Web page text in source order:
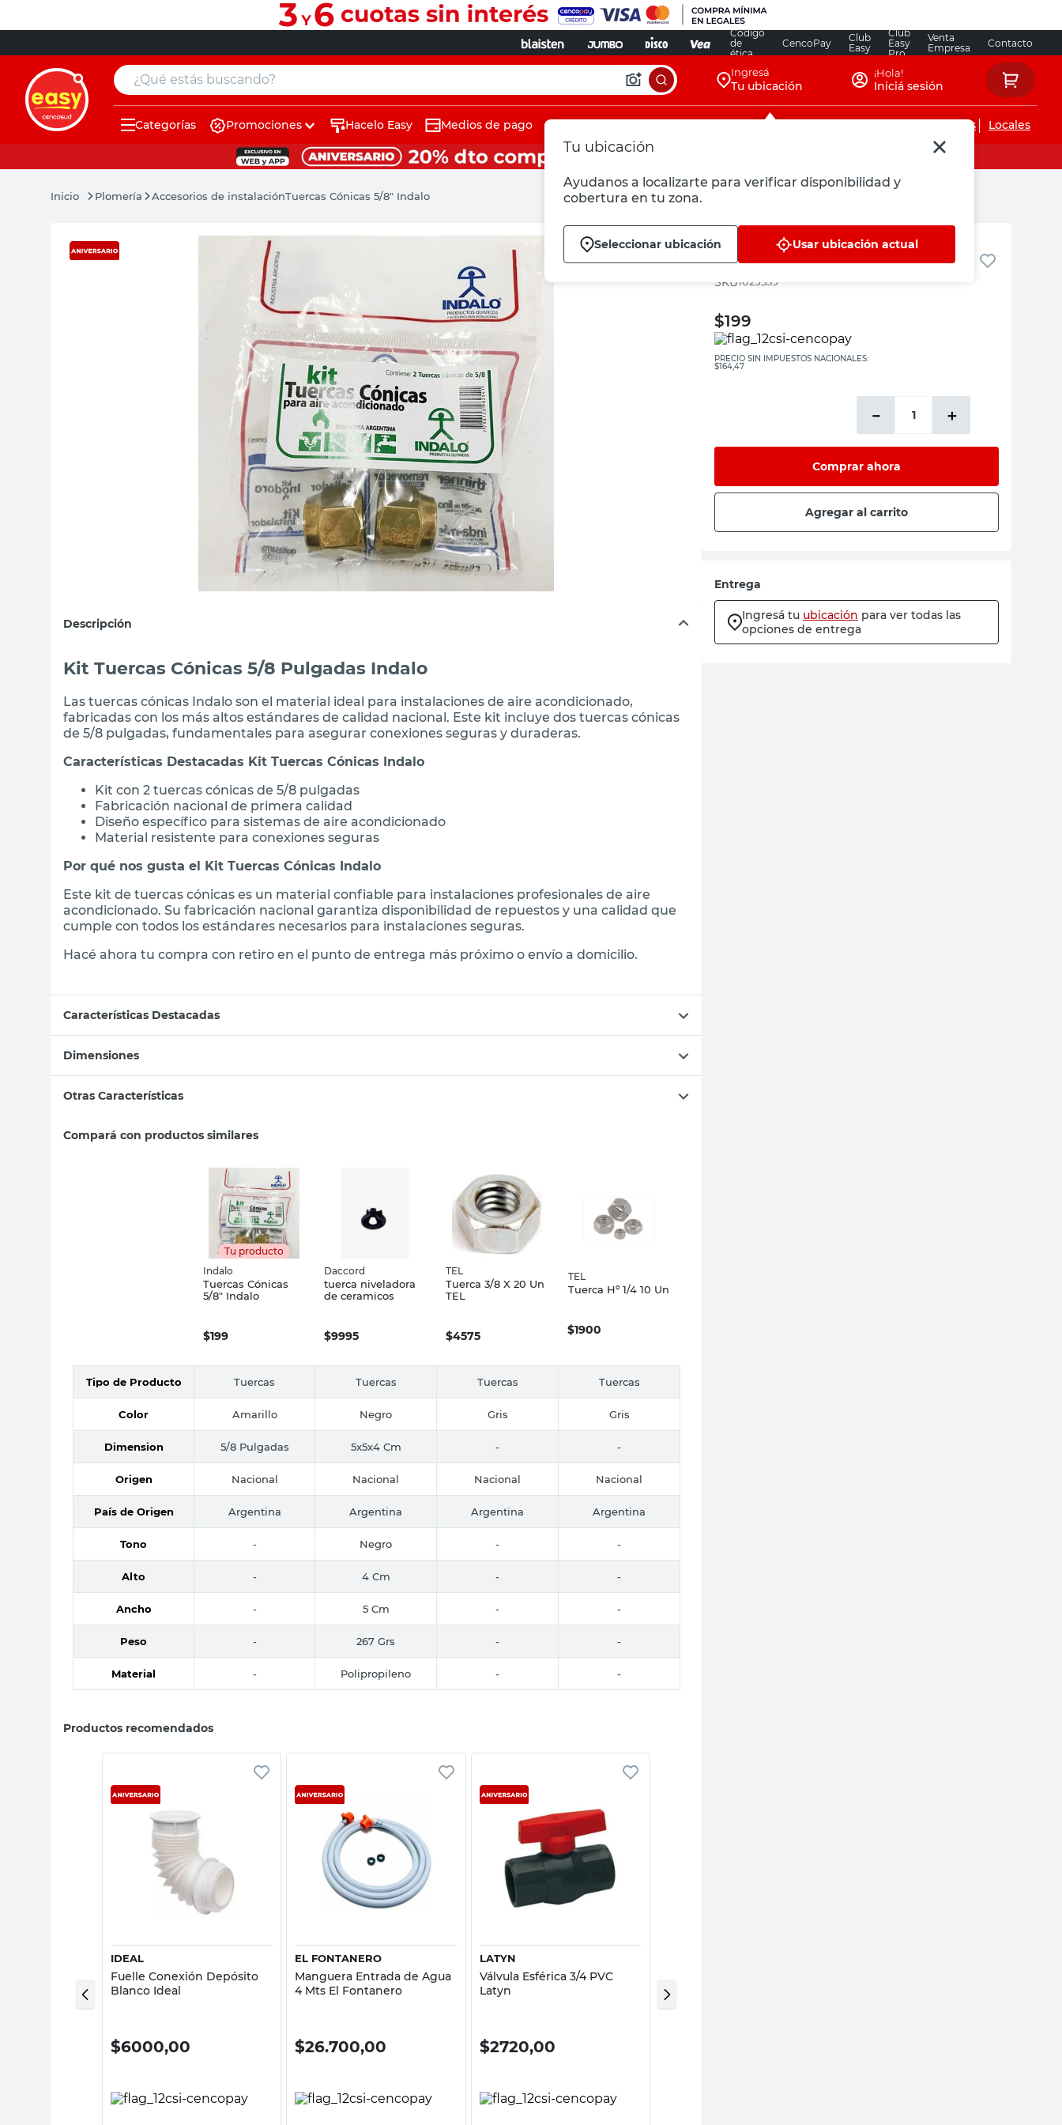
Código
de
ética
CencoPay
Club
Easy
Club
Easy
Pro
Venta
Empresa
Contacto
¿Qué estás buscando? Ingresá
Tu ubicación
Tu ubicación
Ayudanos a localizarte para verificar disponibilidad y
cobertura en tu zona.
Seleccionar ubicación Usar ubicación actual
¡Hola!
Iniciá sesión
Categorías Promociones Hacelo Easy Medios de pago Servicios de instalaciones Locales
Plomería Accesorios de instalaciónTuercas Cónicas 5/8" Indalo
Descripción
Kit Tuercas Cónicas 5/8 Pulgadas Indalo
Las tuercas cónicas Indalo son el material ideal para instalaciones de aire acondicionado,
fabricadas con los más altos estándares de calidad nacional. Este kit incluye dos tuercas cónicas
de 5/8 pulgadas, fundamentales para asegurar conexiones seguras y duraderas.
Características Destacadas Kit Tuercas Cónicas Indalo
Kit con 2 tuercas cónicas de 5/8 pulgadas
Fabricación nacional de primera calidad
Diseño específico para sistemas de aire acondicionado
Material resistente para conexiones seguras
Por qué nos gusta el Kit Tuercas Cónicas Indalo
Este kit de tuercas cónicas es un material confiable para instalaciones profesionales de aire
acondicionado. Su fabricación nacional garantiza disponibilidad de repuestos y una calidad que
cumple con todos los estándares necesarios para instalaciones seguras.
Hacé ahora tu compra con retiro en el punto de entrega más próximo o envío a domicilio.
Características Destacadas
Dimensiones
Otras Características
Compará con productos similares
Tu producto
Indalo
Tuercas Cónicas
5/8" Indalo
$199
Daccord
tuerca niveladora
de ceramicos
$9995
TEL
Tuerca 3/8 X 20 Un
TEL
$4575
TEL
Tuerca Hº 1/4 10 Un
$1900
Tipo de Producto Tuercas Tuercas Tuercas Tuercas
Color Amarillo Negro Gris Gris
Dimension 5/8 Pulgadas 5x5x4 Cm - -
Origen Nacional Nacional Nacional Nacional
País de Origen Argentina Argentina Argentina Argentina
Tono - Negro - -
Alto - 4 Cm - -
Ancho - 5 Cm - -
Peso - 267 Grs - -
Material - Polipropileno - -
Productos recomendados
Vista rápida
IDEAL
Fuelle Conexión Depósito
Blanco Ideal
$6000,00
Vista rápida
EL FONTANERO
Manguera Entrada de Agua
4 Mts El Fontanero
$26.700,00
Vista rápida
LATYN
Válvula Esférica 3/4 PVC
Latyn
$2720,00
Depósito de Pared 48x13x6
Cm Egeo
Indalo
Tuercas Cónicas 5/8" Indalo
:1029339
$199
PRECIO SIN IMPUESTOS NACIONALES:
$164,47
＋
－
Comprar ahora
Agregar al carrito
Entrega
Ingresá tu ubicación para ver todas las
opciones de entrega
muebles